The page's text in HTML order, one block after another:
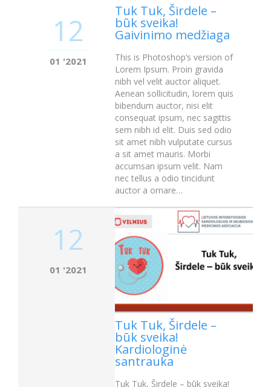
12
01 '2021
Tuk Tuk, Širdele –
būk sveika!
Gaivinimo medžiaga
This is Photoshop’s version of
Lorem Ipsum. Proin gravida
nibh vel velit auctor aliquet.
Aenean sollicitudin, lorem quis
bibendum auctor, nisi elit
consequat ipsum, nec sagittis
sem nibh id elit. Duis sed odio
sit amet nibh vulputate cursus
a sit amet mauris. Morbi
accumsan ipsum velit. Nam
nec tellus a odio tincidunt
auctor a ornare…
12
01 '2021
Tuk Tuk, Širdele –
būk sveika!
Kardiologinė
santrauka
Tuk Tuk, Širdele – būk sveika!